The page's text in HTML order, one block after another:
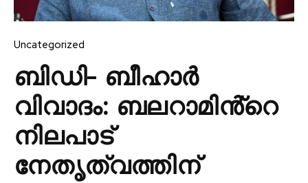
Uncategorized
ബിഡി- ബീഹാർ
വിവാദം: ബലറാമിൻ്റെ
നിലപാട്
നേതൃത്വത്തിന്